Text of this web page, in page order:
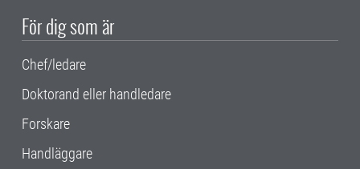
För dig som är
Chef/ledare
Doktorand eller handledare
Forskare
Handläggare